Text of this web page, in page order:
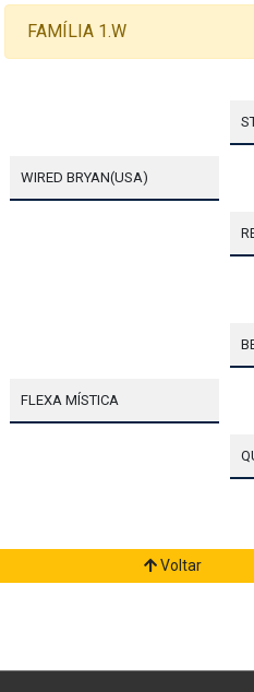
FAMÍLIA 1.W
WIRED BRYAN(USA)
FLEXA MÍSTICA
Voltar